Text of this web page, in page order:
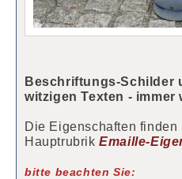
Beschriftungs-Schilder
witzigen Texten - immer
Die Eigenschaften finden
HauptrubrikEmaille-
bitte beachten Sie: